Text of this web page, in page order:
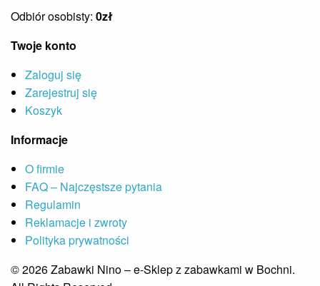
Odbiór osobisty: 0zł
Twoje konto
Zaloguj się
Zarejestruj się
Koszyk
Informacje
O firmie
FAQ – Najczęstsze pytania
Regulamin
Reklamacje i zwroty
Polityka prywatności
© 2026 Zabawki Nino – e-Sklep z zabawkami w Bochni.